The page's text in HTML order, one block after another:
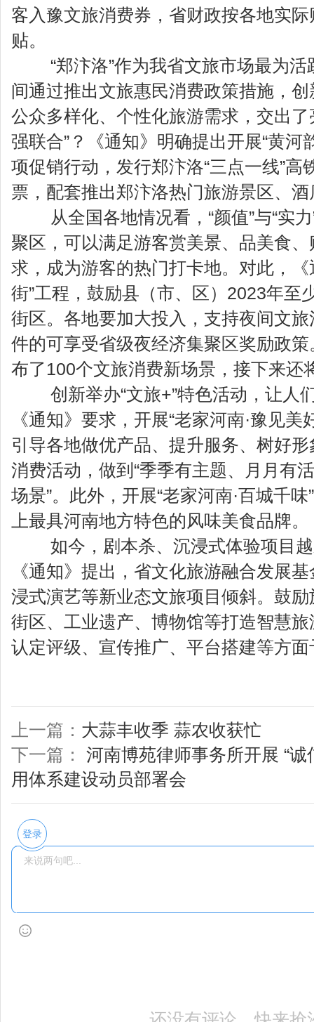
客入豫文旅消费券，省财政按各地实
贴。
“郑汴洛”作为我省文旅市场最为活
间通过推出文旅惠民消费政策措施，
公众多样化、个性化旅游需求，交出
强联合”？《通知》明确提出开展“黄河
项促销行动，发行郑汴洛“三点一线”高
票，配套推出郑汴洛热门旅游景区、酒
从全国各地情况看，“颜值”与“实
聚区，可以满足游客赏美景、品美食
求，成为游客的热门打卡地。对此，
街”工程，鼓励县（市、区）2023年至
街区。各地要加大投入，支持夜间文
件的可享受省级夜经济集聚区奖励政
布了100个文旅消费新场景，接下来还
创新举办“文旅+”特色活动，让人
《通知》要求，开展“老家河南·豫见
引导各地做优产品、提升服务、树好
消费活动，做到“季季有主题、月月有
场景”。此外，开展“老家河南·百城千
上最具河南地方特色的风味美食品牌。
如今，剧本杀、沉浸式体验项目
《通知》提出，省文化旅游融合发展
浸式演艺等新业态文旅项目倾斜。鼓
街区、工业遗产、博物馆等打造智慧
认定评级、宣传推广、平台搭建等方
上一篇： 大蒜丰收季 蒜农收获忙
下一篇： 河南博苑律师事务所开展 “
用体系建设动员部署会
登录